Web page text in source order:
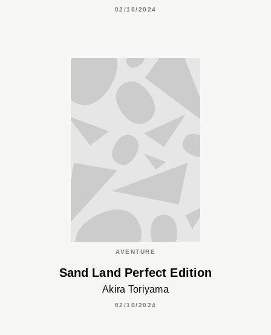
02/10/2024
AVENTURE
Sand Land Perfect Edition
Akira Toriyama
02/10/2024